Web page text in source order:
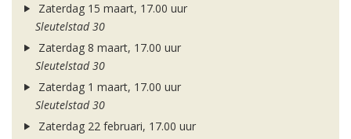
Zaterdag 15 maart, 17.00 uur
Sleutelstad 30
Zaterdag 8 maart, 17.00 uur
Sleutelstad 30
Zaterdag 1 maart, 17.00 uur
Sleutelstad 30
Zaterdag 22 februari, 17.00 uur